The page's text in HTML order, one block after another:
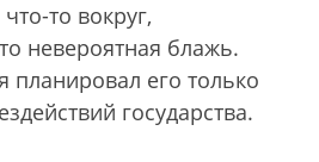
то вокруг,
невероятная блажь.
планировал его только
государства.